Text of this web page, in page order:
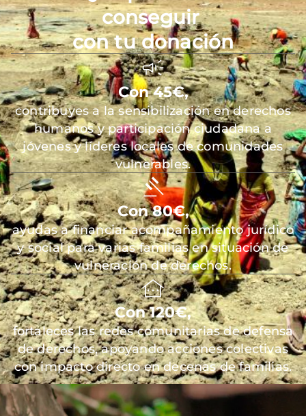
conseguir
con tu donación
Con 45€,
contribuyes a la sensibilización en derechos
humanos y participación ciudadana a
jóvenes y líderes locales de comunidades
vulnerables.
Con 80€,
ayudas a financiar acompañamiento jurídico
y social para varias familias en situación de
vulneración de derechos.
Con 120€,
fortaleces las redes comunitarias de defensa
de derechos, apoyando acciones colectivas
con impacto directo en decenas de familias.